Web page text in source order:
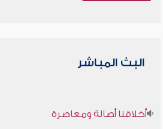
البث المباشر
أخلاقنا أصالة ومعاصرة